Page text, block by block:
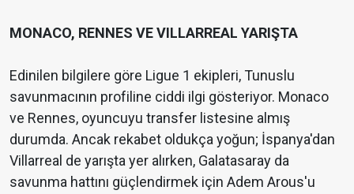
MONACO, RENNES VE VILLARREAL YARIŞTA
Edinilen bilgilere göre Ligue 1 ekipleri, Tunuslu
savunmacının profiline ciddi ilgi gösteriyor. Monaco
ve Rennes, oyuncuyu transfer listesine almış
durumda. Ancak rekabet oldukça yoğun; İspanya'dan
Villarreal de yarışta yer alırken, Galatasaray da
savunma hattını güçlendirmek için Adem Arous'u